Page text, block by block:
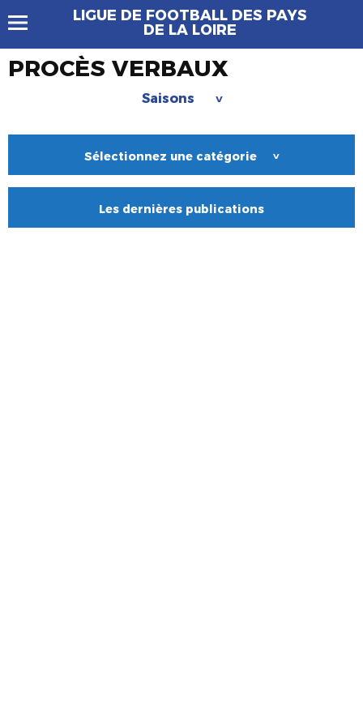
LIGUE DE FOOTBALL DES PAYS
DE LA LOIRE
PROCÈS VERBAUX
Saisons >
Sélectionnez une catégorie >
Les dernières publications